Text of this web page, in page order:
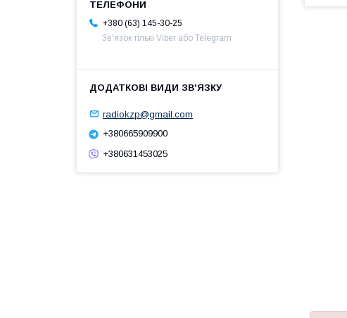
+380 (63) 145-30-25
Зв'язок тількі Viber або Telegram
radiokzp@gmail.com
+380665909900
+380631453025